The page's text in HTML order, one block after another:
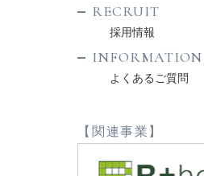
RECRUIT
採用情報
INFORMATION
よくあるご質問
【関連事業】